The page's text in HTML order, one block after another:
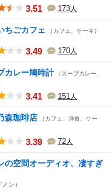
3.51 173人
ちごカフェ （カフェ、ケーキ）
3.49 170人
カレー鳩時計 （スープカレー、
3.41 151 人
森珈琲店
（カフェ、洋食、ケー
3.39 72人
の空間オーディオ、凄すぎ
ン）